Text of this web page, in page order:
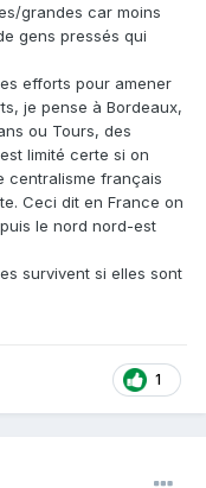
grandes car moins
gens pressés qui
efforts pour amener
je pense à Bordeaux,
ou Tours, des
limité certe si on
centralisme français
Ceci dit en France on
le nord nord-est
survivent si elles sont
1